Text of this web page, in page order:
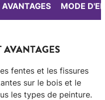
MODE
fentes et les fissures
sur le bois et le
les types de peinture.